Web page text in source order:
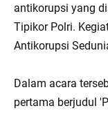
antikorupsi yang
Tipikor Polri.
Antikorupsi
Dalam acara
pertama berjudul